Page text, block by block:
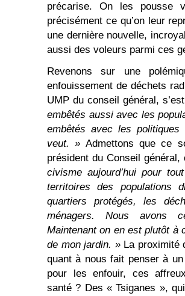
précarise. On les pousse
précisément ce qu’on leur
une dernière nouvelle,
aussi des voleurs parmi ces
Revenons sur une
enfouissement de déchets
UMP du conseil général,
embêtés aussi avec les
embêtés avec les politiques
veut. » Admettons que ce
président du Conseil
civisme aujourd’hui pour
territoires des populations
quartiers protégés, les
ménagers. Nous avons
Maintenant on en est plutôt à
de mon jardin. »La proximité
quant à nous fait penser à
pour les enfouir, ces
santé ? Des « Tsiganes », qui